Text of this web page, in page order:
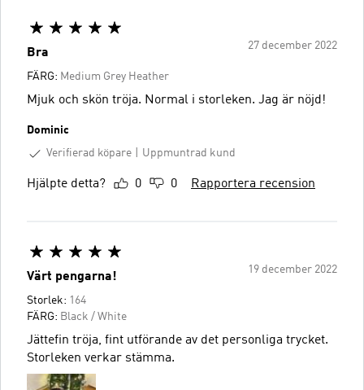
27 december 2022
Bra
FÄRG: Medium Grey Heather
Mjuk och skön tröja. Normal i storleken. Jag är nöjd!
Dominic
Verifierad köpare
Uppmuntrad kund
Hjälpte detta? 0 0 Rapportera recension
19 december 2022
Värt pengarna!
Storlek: 164
FÄRG: Black / White
Jättefin tröja, fint utförande av det personliga trycket.
Storleken verkar stämma.